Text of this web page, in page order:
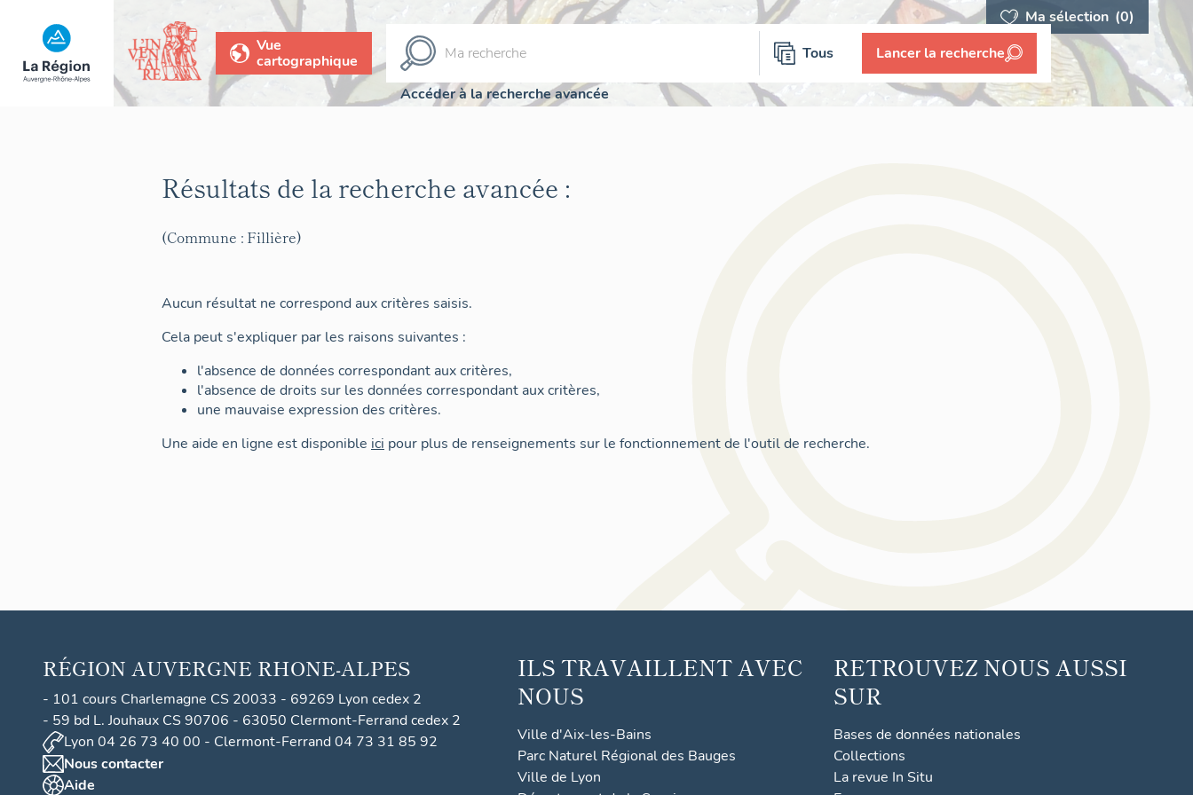
Ma sélection (0)
Vue
cartographique
Tous Lancer la recherche
Accéder à la recherche avancée
Résultats de la recherche avancée :
(Commune : Fillière)
Aucun résultat ne correspond aux critères saisis.
Cela peut s'expliquer par les raisons suivantes :
l'absence de données correspondant aux critères,
l'absence de droits sur les données correspondant aux critères,
une mauvaise expression des critères.
Une aide en ligne est disponible ici pour plus de renseignements sur le fonctionnement de l'outil de recherche.
RÉGION AUVERGNE RHONE-ALPES
- 101 cours Charlemagne CS 20033 - 69269 Lyon cedex 2
- 59 bd L. Jouhaux CS 90706 - 63050 Clermont-Ferrand cedex 2
Lyon 04 26 73 40 00 - Clermont-Ferrand 04 73 31 85 92
Nous contacter
Aide
ILS TRAVAILLENT AVEC
NOUS
Ville d'Aix-les-Bains
Parc Naturel Régional des Bauges
Ville de Lyon
RETROUVEZ NOUS AUSSI
SUR
Bases de données nationales
Collections
La revue In Situ